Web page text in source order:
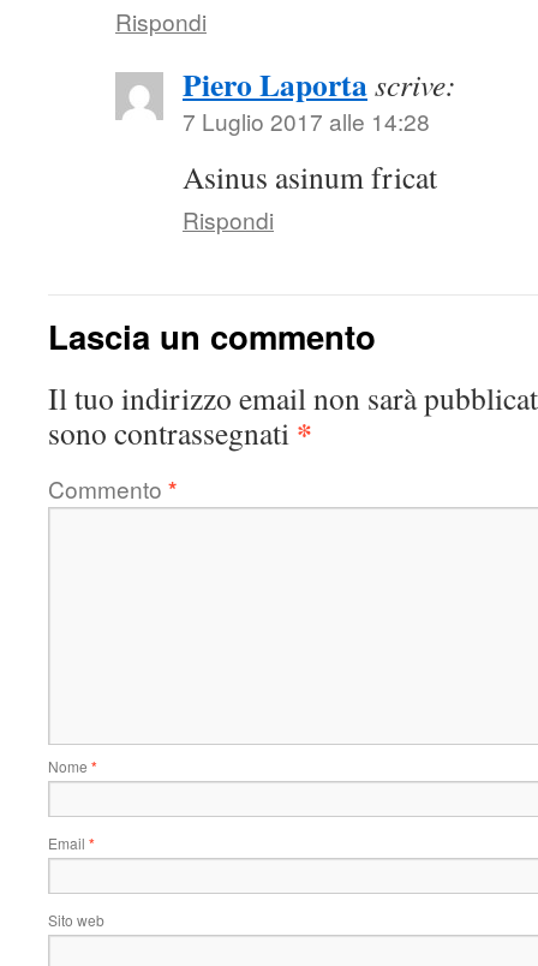
Rispondi
Piero Laportascrive:
7 Luglio 2017 alle 14:28
Asinus asinum fricat
Rispondi
Lascia un commento
Il tuo indirizzo email non sarà
sono contrassegnati *
Commento *
Nome *
Email *
Sito web